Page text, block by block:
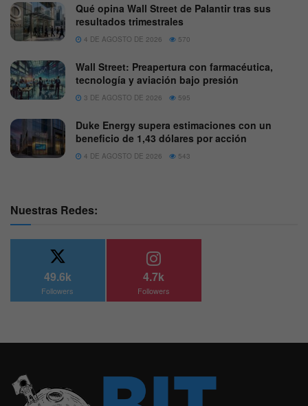
Qué opina Wall Street de Palantir tras sus
resultados trimestrales
4 DE AGOSTO DE 2026 570
Wall Street: Preapertura con farmacéutica,
tecnología y aviación bajo presión
3 DE AGOSTO DE 2026 595
Duke Energy supera estimaciones con un
beneficio de 1,43 dólares por acción
4 DE AGOSTO DE 2026 543
Nuestras Redes:
49.6k
Followers
4.7k
Followers